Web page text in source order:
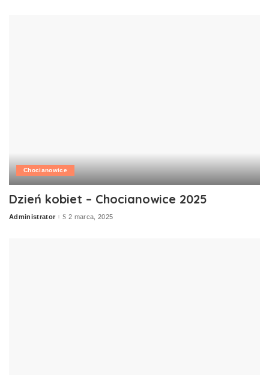
Chocianowice
Dzień kobiet – Chocianowice 2025
Posted
Administrator 2 marca, 2025